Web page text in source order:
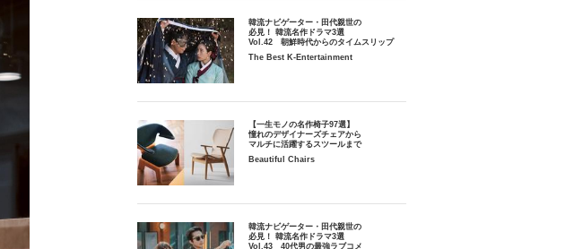
韓流ナビゲーター・田代親世の
必見！ 韓流名作ドラマ3選
Vol.42 朝鮮時代からのタイムスリップ
The Best K-Entertainment
【一生モノの名作椅子97選】
憧れのデザイナーズチェアから
マルチに活躍するスツールまで
Beautiful Chairs
韓流ナビゲーター・田代親世の
必見！ 韓流名作ドラマ3選
Vol.43 40代男の最強ラブコメ